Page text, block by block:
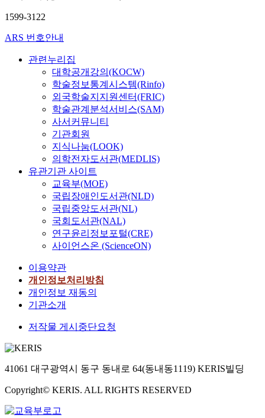
1599-3122
ARS 번호안내
관련누리집
대학공개강의(KOCW)
학술정보통계시스템(Rinfo)
외국학술지지원센터(FRIC)
학술관계분석서비스(SAM)
사서커뮤니티
기관회원
지식나눔(LOOK)
의학전자도서관(MEDLIS)
유관기관 사이트
교육부(MOE)
국립장애인도서관(NLD)
국립중앙도서관(NL)
국회도서관(NAL)
연구윤리정보포털(CRE)
사이언스온 (ScienceON)
이용약관
개인정보처리방침
개인정보 재동의
기관소개
저작물 게시중단요청
41061 대구광역시 동구 동내로 64(동내동1119) KERIS빌딩
Copyright© KERIS. ALL RIGHTS RESERVED